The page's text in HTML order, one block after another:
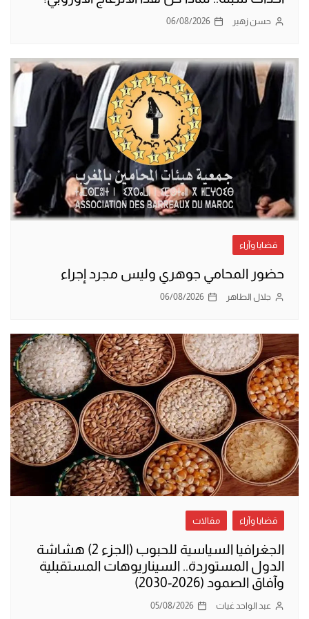
حسن زهير 06/08/2026
قضايا وآراء
حضور المحامي جوهري وليس مجرد إجراء
جلال الطاهر 06/08/2026
قضايا وآراء مقالات
الجغرافيا السياسية للحبوب (الجزء 2) هشاشة
الدول المستوردة.. السيناريوهات المستقبلية
وآفاق الصمود (2026-2030)
عبد الواحد غيات 05/08/2026